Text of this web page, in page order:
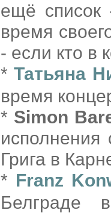
ещё
время
- если кто в
*Татьяна
время
* Simon
Грига в
* Franz
Белграде